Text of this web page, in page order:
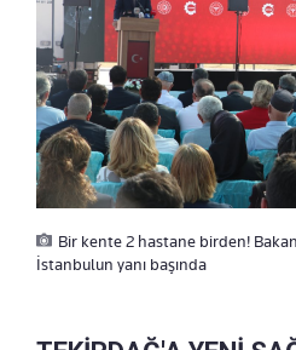
Bir kente 2 hastane birden!
İstanbulun yanı başında